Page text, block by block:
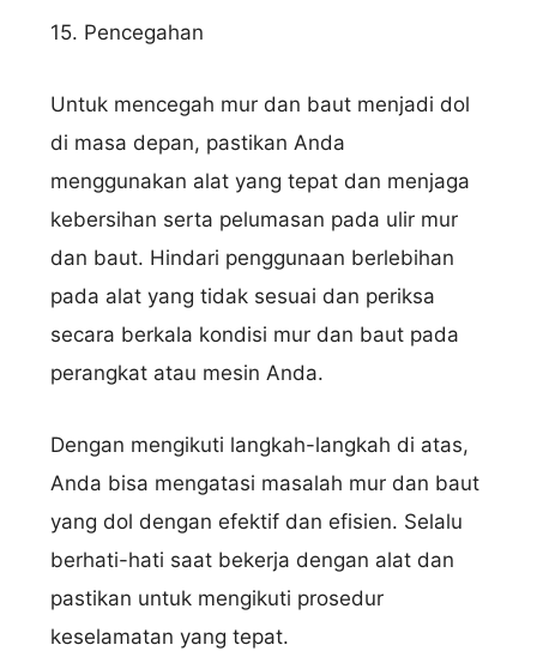
15. Pencegahan
Untuk mencegah mur dan baut menjadi dol
di masa depan, pastikan Anda
menggunakan alat yang tepat dan menjaga
kebersihan serta pelumasan pada ulir mur
dan baut. Hindari penggunaan berlebihan
pada alat yang tidak sesuai dan periksa
secara berkala kondisi mur dan baut pada
perangkat atau mesin Anda.
Dengan mengikuti langkah-langkah di atas,
Anda bisa mengatasi masalah mur dan baut
yang dol dengan efektif dan efisien. Selalu
berhati-hati saat bekerja dengan alat dan
pastikan untuk mengikuti prosedur
keselamatan yang tepat.